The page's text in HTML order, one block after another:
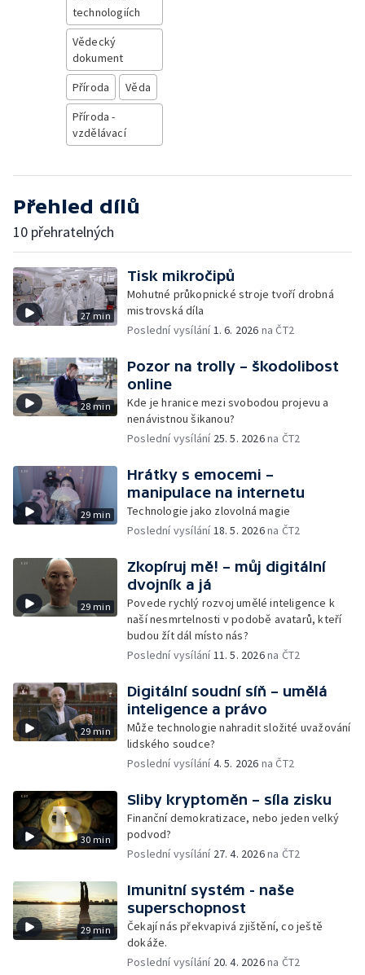
technologiích
Vědecký
dokument
Příroda
Věda
Příroda -
vzdělávací
Přehled dílů
10 přehratelných
27 min
Tisk mikročipů
Mohutné průkopnické stroje tvoří drobná
mistrovská díla
Poslední vysílání1. 6. 2026 na ČT2
28 min
Pozor na trolly – škodolibost
online
Kde je hranice mezi svobodou projevu a
nenávistnou šikanou?
Poslední vysílání 25. 5. 2026na ČT2
29 min
Hrátky s emocemi –
manipulace na internetu
Technologie jako zlovolná magie
Poslední vysílání18. 5. 2026na ČT2
29 min
Zkopíruj mě! – můj digitální
dvojník a já
Povede rychlý rozvoj umělé inteligence k
naší nesmrtelnosti v podobě avatarů, kteří
budou žít dál místo nás?
Poslední vysílání11. 5. 2026na ČT2
29 min
Digitální soudní síň – umělá
inteligence a právo
Může technologie nahradit složité uvažování
lidského soudce?
Poslední vysílání4. 5. 2026 na ČT2
30 min
Sliby kryptoměn – síla zisku
Finanční demokratizace, nebo jeden velký
podvod?
Poslední vysílání 27. 4. 2026na ČT2
29 min
Imunitní systém - naše
superschopnost
Čekají nás překvapivá zjištění, co ještě
dokáže.
Poslední vysílání 20. 4. 2026na ČT2